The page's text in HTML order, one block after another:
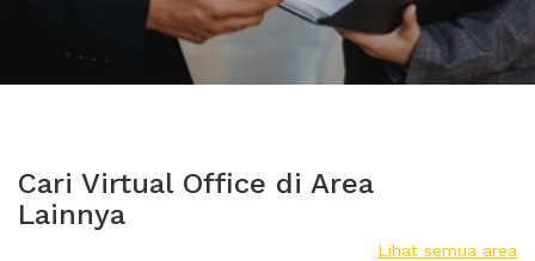
Cari Virtual Office di Area
Lainnya
Lihat semua area